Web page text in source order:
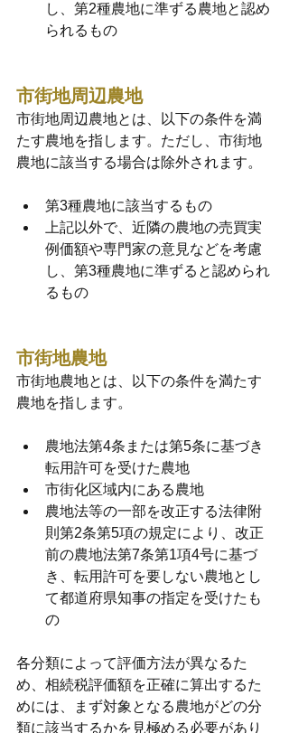
し、第2種農地に準ずる農地と認め
られるもの
市街地周辺農地
市街地周辺農地とは、以下の条件を満
たす農地を指します。ただし、市街地
農地に該当する場合は除外されます。
第3種農地に該当するもの
上記以外で、近隣の農地の売買実
例価額や専門家の意見などを考慮
し、第3種農地に準ずると認められ
るもの
市街地農地
市街地農地とは、以下の条件を満たす
農地を指します。
農地法第4条または第5条に基づき
転用許可を受けた農地
市街化区域内にある農地
農地法等の一部を改正する法律附
則第2条第5項の規定により、改正
前の農地法第7条第1項4号に基づ
き、転用許可を要しない農地とし
て都道府県知事の指定を受けたも
の
各分類によって評価方法が異なるた
め、相続税評価額を正確に算出するた
めには、まず対象となる農地がどの分
類に該当するかを見極める必要があり